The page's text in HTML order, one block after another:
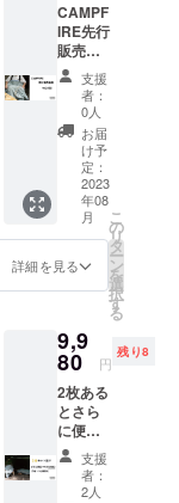
CAMPF
IRE先行
販売価
格
6,980円
支援
者：
0人
お届
け予
定：
2023
年08
月
詳細を見る
こ
の
リ
タ
ー
ン
を
選
択
す
る
9,9
80 円
残り8
2枚ある
とさら
に便利
でお
得！ 2
枚セッ
支援
者：
2人